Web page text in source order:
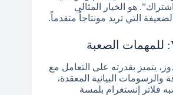
هو الخيار المثالي
التي تريد مونتاجاً متقدماً.
يتميز بقدرته على التعامل مع
والرسومات البيانية المعقدة،
فلاتر إنستغرام بلمسة